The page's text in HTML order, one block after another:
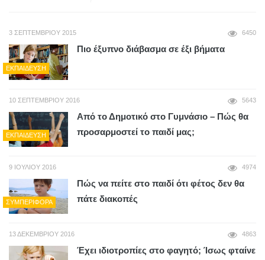
3 ΣΕΠΤΕΜΒΡΊΟΥ 2015 6450
ΕΚΠΑΊΔΕΥΣΗ
Πιο έξυπνο διάβασμα σε έξι βήματα
10 ΣΕΠΤΕΜΒΡΊΟΥ 2016 5643
ΕΚΠΑΊΔΕΥΣΗ
Από το Δημοτικό στο Γυμνάσιο – Πώς θα
προσαρμοστεί το παιδί μας;
9 ΙΟΥΛΊΟΥ 2016 4974
ΣΥΜΠΕΡΙΦΟΡΆ
Πώς να πείτε στο παιδί ότι φέτος δεν θα
πάτε διακοπές
13 ΔΕΚΕΜΒΡΊΟΥ 2016 4863
Έχει ιδιοτροπίες στο φαγητό; Ίσως φταίνε